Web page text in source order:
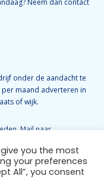
onder de aandacht te
maand adverteren in
of wijk.
Mail naar
you the most
your preferences
All”, you consent